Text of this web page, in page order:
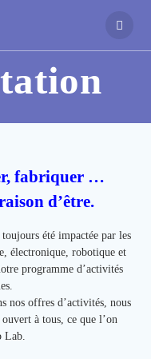
fabriquer …
d’être.
été impactée par les
électronique, robotique et
programme d’activités
nos offres d’activités, nous
à tous, ce que l’on
Lab.